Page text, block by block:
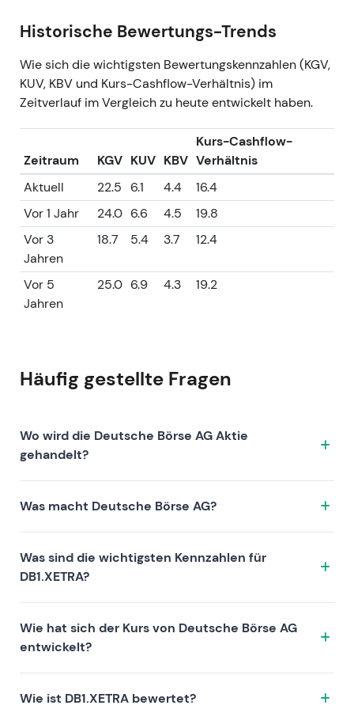
Historische Bewertungs-Trends
Wie sich die wichtigsten Bewertungskennzahlen (KGV,
KUV, KBV und Kurs-Cashflow-Verhältnis) im
Zeitverlauf im Vergleich zu heute entwickelt haben.
Zeitraum KGV KUV KBV
Kurs-Cashflow-
Verhältnis
Aktuell
22.5 6.1 4.4
16.4
Vor 1 Jahr
24.0 6.6 4.5
19.8
Vor 3
Jahren
18.7 5.4 3.7 12.4
Vor 5
Jahren
25.0 6.9 4.3 19.2
Häufig gestellte Fragen
Wo wird die Deutsche Börse AG Aktie
gehandelt?
DB1.XETRA an der Börse XETRA gehandelt. ISIN:
DE0005810055.
Was macht Deutsche Börse AG?
durch folgende Investment-These auszeichnet:
Was sind die wichtigsten Kennzahlen für
DB1.XETRA?
Bewertung (KGV 21.8, KUV 5.9, KBV 4.5), die
Rentabilität (Gewinnmarge 27.22%,
Eigenkapitalrendite 20.41%) und das Wachstum
(Umsatz —, Gewinn —). Die Marktkapitalisierung
Wie hat sich der Kurs von Deutsche Börse AG
entwickelt?
über 3 Jahre — und über 5 Jahre — Rendite erzielt. Die
Wie ist DB1.XETRA bewertet?